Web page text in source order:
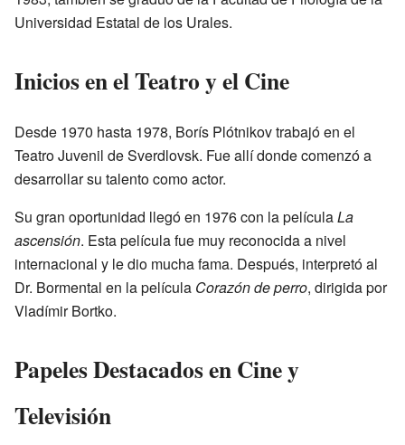
Universidad Estatal de los Urales.
Inicios en el Teatro y el Cine
Desde 1970 hasta 1978, Borís Plótnikov trabajó en el
Teatro Juvenil de Sverdlovsk. Fue allí donde comenzó a
desarrollar su talento como actor.
Su gran oportunidad llegó en 1976 con la películaLa
ascensión. Esta película fue muy reconocida a nivel
internacional y le dio mucha fama. Después, interpretó al
Dr. Bormental en la película Corazón de perro, dirigida por
Vladímir Bortko.
Papeles Destacados en Cine y
Televisión